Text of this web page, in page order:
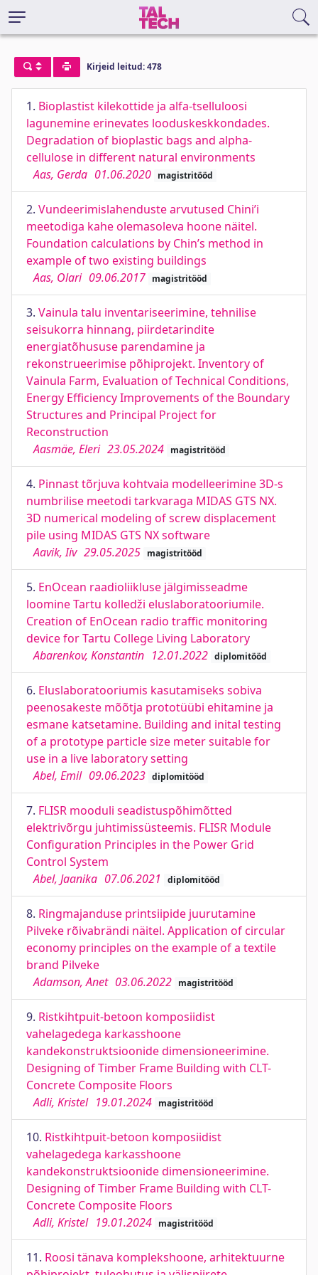
Kirjeid leitud: 478
1. Bioplastist kilekottide ja alfa-tselluloosi
lagunemine erinevates looduskeskkondades.
Degradation of bioplastic bags and alpha-
cellulose in different natural environments
Aas, Gerda 01.06.2020 magistritööd
2. Vundeerimislahenduste arvutused Chini’i
meetodiga kahe olemasoleva hoone näitel.
Foundation calculations by Chin’s method in
example of two existing buildings
Aas, Olari 09.06.2017 magistritööd
3. Vainula talu inventariseerimine, tehnilise
seisukorra hinnang, piirdetarindite
energiatõhususe parendamine ja
rekonstrueerimise põhiprojekt. Inventory of
Vainula Farm, Evaluation of Technical Conditions,
Energy Efficiency Improvements of the Boundary
Structures and Principal Project for
Reconstruction
Aasmäe, Eleri 23.05.2024 magistritööd
4. Pinnast tõrjuva kohtvaia modelleerimine 3D-s
numbrilise meetodi tarkvaraga MIDAS GTS NX.
3D numerical modeling of screw displacement
pile using MIDAS GTS NX software
Aavik, Iiv 29.05.2025 magistritööd
5. EnOcean raadioliikluse jälgimisseadme
loomine Tartu kolledži eluslaboratooriumile.
Creation of EnOcean radio traffic monitoring
device for Tartu College Living Laboratory
Abarenkov, Konstantin 12.01.2022 diplomitööd
6. Eluslaboratooriumis kasutamiseks sobiva
peenosakeste mõõtja prototüübi ehitamine ja
esmane katsetamine. Building and inital testing
of a prototype particle size meter suitable for
use in a live laboratory setting
Abel, Emil 09.06.2023 diplomitööd
7. FLISR mooduli seadistuspõhimõtted
elektrivõrgu juhtimissüsteemis. FLISR Module
Configuration Principles in the Power Grid
Control System
Abel, Jaanika 07.06.2021 diplomitööd
8. Ringmajanduse printsiipide juurutamine
Pilveke rõivabrändi näitel. Application of circular
economy principles on the example of a textile
brand Pilveke
Adamson, Anet 03.06.2022 magistritööd
9. Ristkihtpuit-betoon komposiidist
vahelagedega karkasshoone
kandekonstruktsioonide dimensioneerimine.
Designing of Timber Frame Building with CLT-
Concrete Composite Floors
Adli, Kristel 19.01.2024 magistritööd
10. Ristkihtpuit-betoon komposiidist
vahelagedega karkasshoone
kandekonstruktsioonide dimensioneerimine.
Designing of Timber Frame Building with CLT-
Concrete Composite Floors
Adli, Kristel 19.01.2024 magistritööd
11. Roosi tänava komplekshoone, arhitektuurne